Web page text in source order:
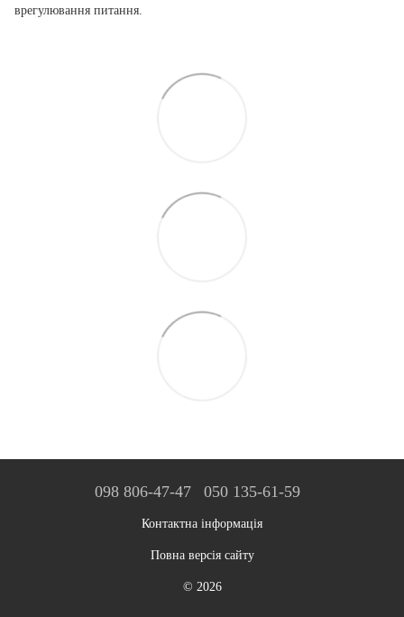
врегулювання питання.
098 806-47-47 050 135-61-59
Контактна інформація
Повна версія сайту
© 2026